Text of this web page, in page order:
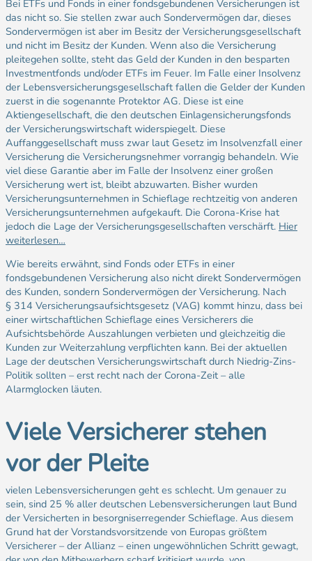
Bei ETFs und Fonds in einer fondsgebundenen Versicherungen ist
das nicht so. Sie stellen zwar auch Sondervermögen dar, dieses
Sondervermögen ist aber im Besitz der Versicherungsgesellschaft
und nicht im Besitz der Kunden. Wenn also die Versicherung
pleitegehen sollte, steht das Geld der Kunden in den besparten
Investmentfonds und/oder ETFs im Feuer. Im Falle einer Insolvenz
der Lebensversicherungsgesellschaft fallen die Gelder der Kunden
zuerst in die sogenannte Protektor AG. Diese ist eine
Aktiengesellschaft, die den deutschen Einlagensicherungsfonds
der Versicherungswirtschaft widerspiegelt. Diese
Auffanggesellschaft muss zwar laut Gesetz im Insolvenzfall einer
Versicherung die Versicherungsnehmer vorrangig behandeln. Wie
viel diese Garantie aber im Falle der Insolvenz einer großen
Versicherung wert ist, bleibt abzuwarten. Bisher wurden
Versicherungsunternehmen in Schieflage rechtzeitig von anderen
Versicherungsunternehmen aufgekauft. Die Corona-Krise hat
jedoch die Lage der Versicherungsgesellschaften verschärft. Hier
weiterlesen…
Wie bereits erwähnt, sind Fonds oder ETFs in einer
fondsgebundenen Versicherung also nicht direkt Sondervermögen
des Kunden, sondern Sondervermögen der Versicherung. Nach
§ 314 Versicherungsaufsichtsgesetz (VAG) kommt hinzu, dass bei
einer wirtschaftlichen Schieflage eines Versicherers die
Aufsichtsbehörde Auszahlungen verbieten und gleichzeitig die
Kunden zur Weiterzahlung verpflichten kann. Bei der aktuellen
Lage der deutschen Versicherungswirtschaft durch Niedrig-Zins-
Politik sollten – erst recht nach der Corona-Zeit – alle
Alarmglocken läuten.
Viele Versicherer stehen
vor der Pleite
vielen Lebensversicherungen geht es schlecht. Um genauer zu
sein, sind 25 % aller deutschen Lebensversicherungen laut Bund
der Versicherten in besorgniserregender Schieflage. Aus diesem
Grund hat der Vorstandsvorsitzende von Europas größtem
Versicherer – der Allianz – einen ungewöhnlichen Schritt gewagt,